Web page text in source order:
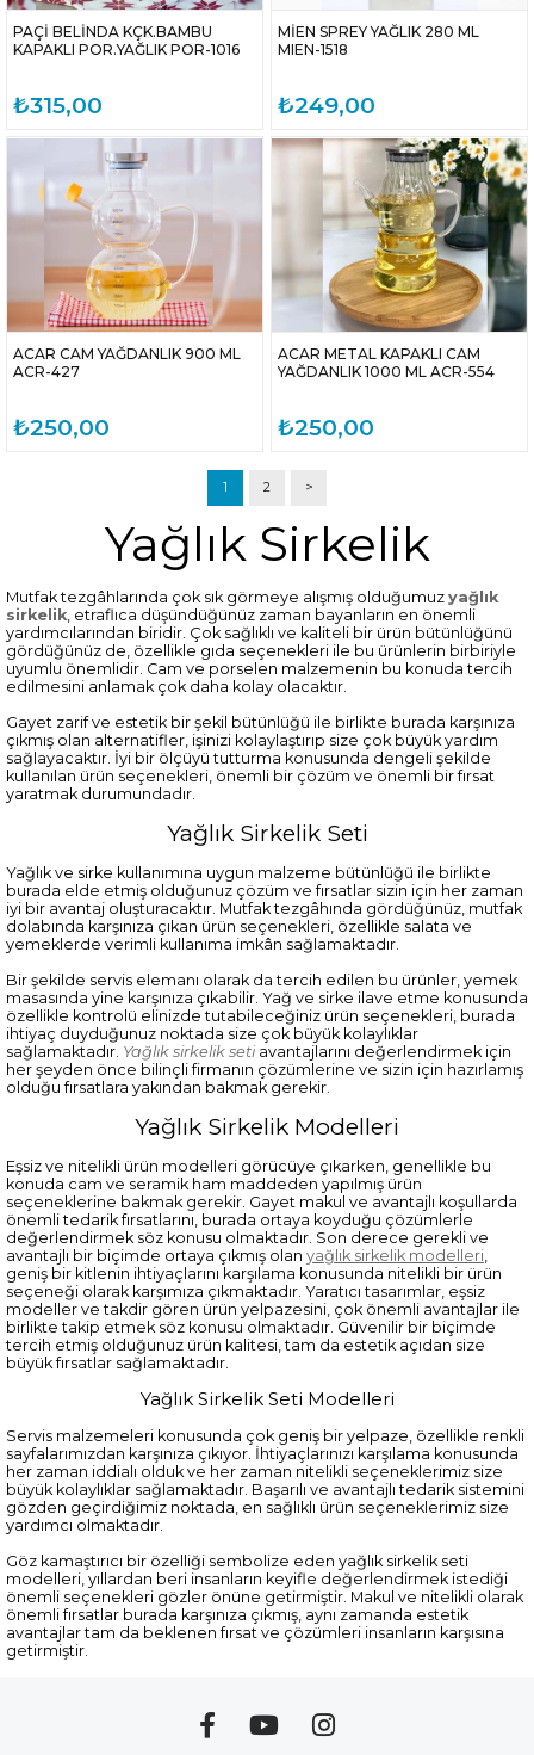
PAÇİ BELİNDA KÇK.BAMBU
KAPAKLI POR.YAĞLIK POR-1016
₺315,00
MİEN SPREY YAĞLIK 280 ML
MIEN-1518
₺249,00
ACAR CAM YAĞDANLIK 900 ML
ACR-427
₺250,00
ACAR METAL KAPAKLI CAM
YAĞDANLIK 1000 ML ACR-554
₺250,00
1 2 >
Yağlık Sirkelik
Mutfak tezgâhlarında çok sık görmeye alışmış olduğumuz yağlık
sirkelik, etraflıca düşündüğünüz zaman bayanların en önemli
yardımcılarından biridir. Çok sağlıklı ve kaliteli bir ürün bütünlüğünü
gördüğünüz de, özellikle gıda seçenekleri ile bu ürünlerin birbiriyle
uyumlu önemlidir. Cam ve porselen malzemenin bu konuda tercih
edilmesini anlamak çok daha kolay olacaktır.
Gayet zarif ve estetik bir şekil bütünlüğü ile birlikte burada karşınıza
çıkmış olan alternatifler, işinizi kolaylaştırıp size çok büyük yardım
sağlayacaktır. İyi bir ölçüyü tutturma konusunda dengeli şekilde
kullanılan ürün seçenekleri, önemli bir çözüm ve önemli bir fırsat
yaratmak durumundadır.
Yağlık Sirkelik Seti
Yağlık ve sirke kullanımına uygun malzeme bütünlüğü ile birlikte
burada elde etmiş olduğunuz çözüm ve fırsatlar sizin için her zaman
iyi bir avantaj oluşturacaktır. Mutfak tezgâhında gördüğünüz, mutfak
dolabında karşınıza çıkan ürün seçenekleri, özellikle salata ve
yemeklerde verimli kullanıma imkân sağlamaktadır.
Bir şekilde servis elemanı olarak da tercih edilen bu ürünler, yemek
masasında yine karşınıza çıkabilir. Yağ ve sirke ilave etme konusunda
özellikle kontrolü elinizde tutabileceğiniz ürün seçenekleri, burada
ihtiyaç duyduğunuz noktada size çok büyük kolaylıklar
sağlamaktadır. Yağlık sirkelik setiavantajlarını değerlendirmek için
her şeyden önce bilinçli firmanın çözümlerine ve sizin için hazırlamış
olduğu fırsatlara yakından bakmak gerekir.
Yağlık Sirkelik Modelleri
Eşsiz ve nitelikli ürün modelleri görücüye çıkarken, genellikle bu
konuda cam ve seramik ham maddeden yapılmış ürün
seçeneklerine bakmak gerekir. Gayet makul ve avantajlı koşullarda
önemli tedarik fırsatlarını, burada ortaya koyduğu çözümlerle
değerlendirmek söz konusu olmaktadır. Son derece gerekli ve
avantajlı bir biçimde ortaya çıkmış olan yağlık sirkelik modelleri,
geniş bir kitlenin ihtiyaçlarını karşılama konusunda nitelikli bir ürün
seçeneği olarak karşımıza çıkmaktadır. Yaratıcı tasarımlar, eşsiz
modeller ve takdir gören ürün yelpazesini, çok önemli avantajlar ile
birlikte takip etmek söz konusu olmaktadır. Güvenilir bir biçimde
tercih etmiş olduğunuz ürün kalitesi, tam da estetik açıdan size
büyük fırsatlar sağlamaktadır.
Yağlık Sirkelik Seti Modelleri
Servis malzemeleri konusunda çok geniş bir yelpaze, özellikle renkli
sayfalarımızdan karşınıza çıkıyor. İhtiyaçlarınızı karşılama konusunda
her zaman iddialı olduk ve her zaman nitelikli seçeneklerimiz size
büyük kolaylıklar sağlamaktadır. Başarılı ve avantajlı tedarik sistemini
gözden geçirdiğimiz noktada, en sağlıklı ürün seçeneklerimiz size
yardımcı olmaktadır.
Göz kamaştırıcı bir özelliği sembolize eden yağlık sirkelik seti
modelleri, yıllardan beri insanların keyifle değerlendirmek istediği
önemli seçenekleri gözler önüne getirmiştir. Makul ve nitelikli olarak
önemli fırsatlar burada karşınıza çıkmış, aynı zamanda estetik
avantajlar tam da beklenen fırsat ve çözümleri insanların karşısına
getirmiştir.